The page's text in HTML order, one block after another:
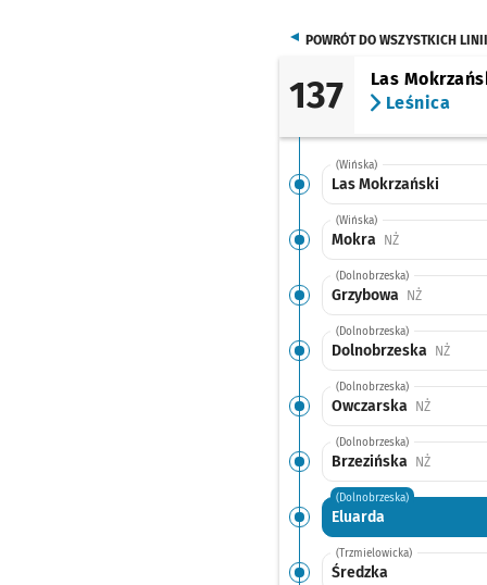
POWRÓT DO WSZYSTKICH LINII
137
Las
Leśnica
(Wińska)
Las Mokrzański
(Wińska)
Mokra NŻPrzystanek na
(Dolnobrzeska)
Grzybowa NŻPrzystanek
(Dolnobrzeska)
Dolnobrzeska NŻ
(Dolnobrzeska)
Owczarska NŻ
(Dolnobrzeska)
Brzezińska NŻ
(Dolnobrzeska)
Eluarda
(Trzmielowicka)
Średzka